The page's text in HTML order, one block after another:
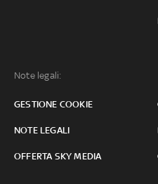
Note legali:
GESTIONE COOKIE
NOTE LEGALI
OFFERTA SKY MEDIA